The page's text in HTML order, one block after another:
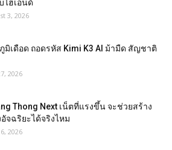
ไฮเอนด์
3, 2026
มิเดือด ถอดรหัส Kimi K3 AI ม้ามืด สัญชาติ
2026
Thong Next เน็ตที่แรงขึ้น จะช่วยสร้าง
อัจฉริยะได้จริงไหม
2026